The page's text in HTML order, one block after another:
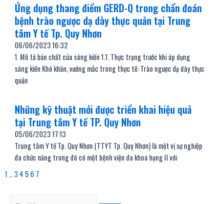
Ứng dụng thang điểm GERD-Q trong chẩn đoán
bệnh trào ngược dạ dày thực quản tại Trung
tâm Y tế Tp. Quy Nhơn
06/06/202316:32
1. Mô tả bản chất của sáng kiến 1.1. Thực trạng trước khi áp dụng
sáng kiến Khó khăn, vướng mắc trong thực tế: Trào ngược dạ dày thực
quản
Những kỹ thuật mới được triển khai hiệu quả
tại Trung tâm Y tế TP. Quy Nhơn
05/06/202317:13
Trung tâm Y tế Tp. Quy Nhơn (TTYT Tp. Quy Nhơn) là một vị sự nghiệp
đa chức năng trong đó có một bệnh viện đa khoa hạng II với
1 … 34 5 6 7